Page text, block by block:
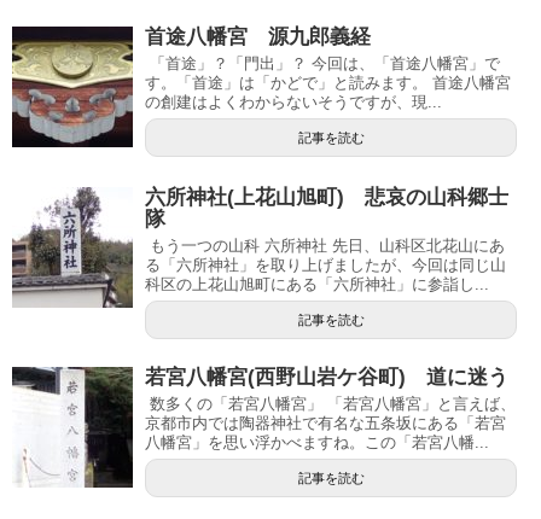
首途八幡宮 源九郎義経
「首途」？「門出」？ 今回は、「首途八幡宮」で
す。「首途」は「かどで」と読みます。 首途八幡宮
の創建はよくわからないそうですが、現...
記事を読む
六所神社(上花山旭町) 悲哀の山科郷士
隊
もう一つの山科 六所神社 先日、山科区北花山にあ
る「六所神社」を取り上げましたが、今回は同じ山
科区の上花山旭町にある「六所神社」に参詣し...
記事を読む
若宮八幡宮(西野山岩ケ谷町) 道に迷う
数多くの「若宮八幡宮」 「若宮八幡宮」と言えば、
京都市内では陶器神社で有名な五条坂にある「若宮
八幡宮」を思い浮かべますね。この「若宮八幡...
記事を読む